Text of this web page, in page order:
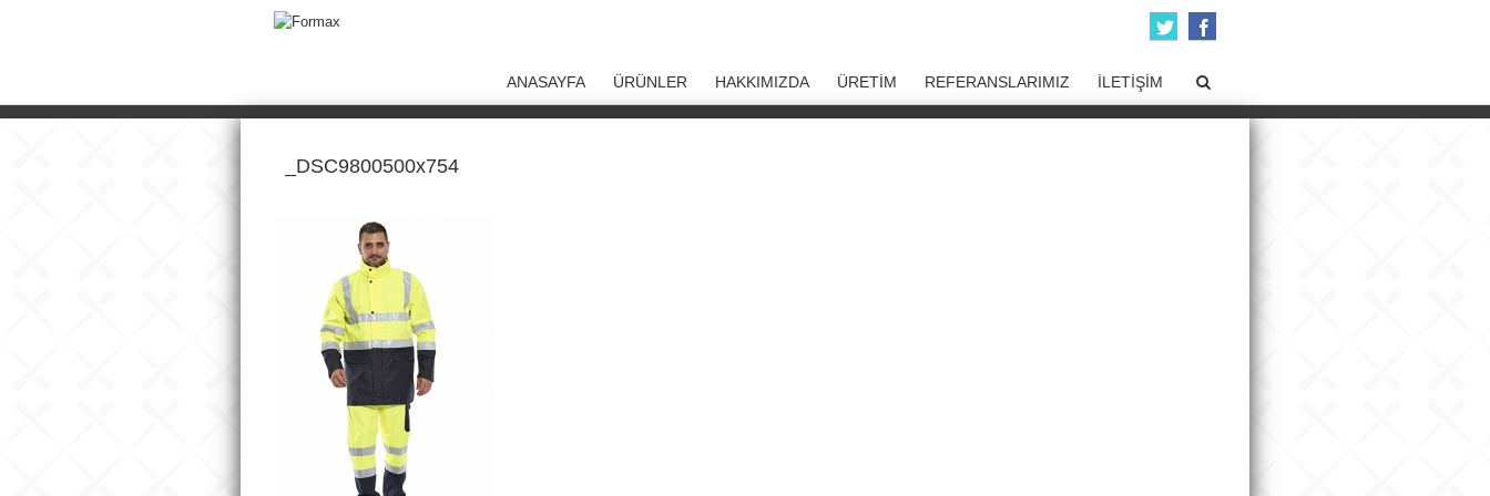
ANASAYFA ÜRÜNLER HAKKIMIZDA ÜRETİM REFERANSLARIMIZ İLETİŞİM
_DSC9800500x754